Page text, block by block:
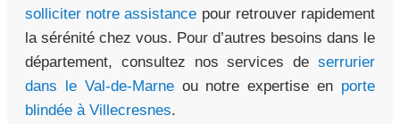
solliciter notre assistance pour retrouver rapidement
la sérénité chez vous. Pour d’autres besoins dans le
département, consultez nos services de serrurier
dans le Val-de-Marneou notre expertise en porte
blindée à Villecresnes.